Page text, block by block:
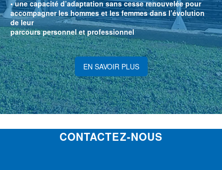
• une capacité d’adaptation sans cesse renouvelée pour
accompagner les hommes et les femmes dans l’évolution
de leur
parcours personnel et professionnel
EN SAVOIR PLUS
CONTACTEZ-NOUS